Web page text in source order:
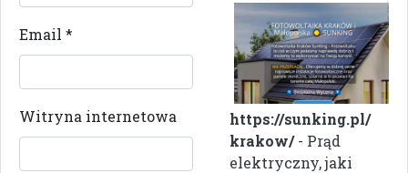
Email *
Witryna internetowa
https://sunking.pl/
krakow/- Prąd
elektryczny, jaki